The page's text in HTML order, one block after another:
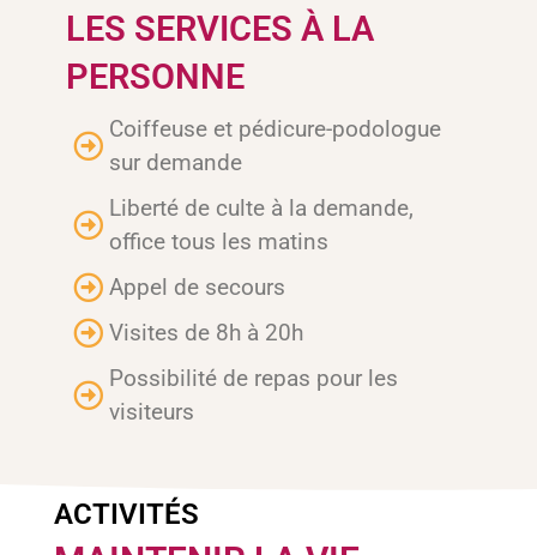
LES SERVICES À LA
PERSONNE
Coiffeuse et pédicure-podologue
sur demande
Liberté de culte à la demande,
office tous les matins
Appel de secours
Visites de 8h à 20h
Possibilité de repas pour les
visiteurs
ACTIVITÉS